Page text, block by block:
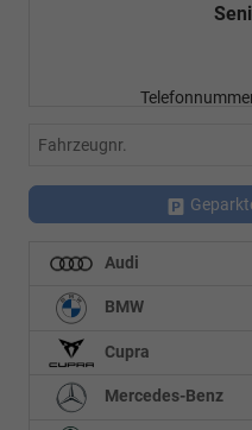
Fahrzeugnr.
Audi
BMW
Cupra
Mercedes-Benz